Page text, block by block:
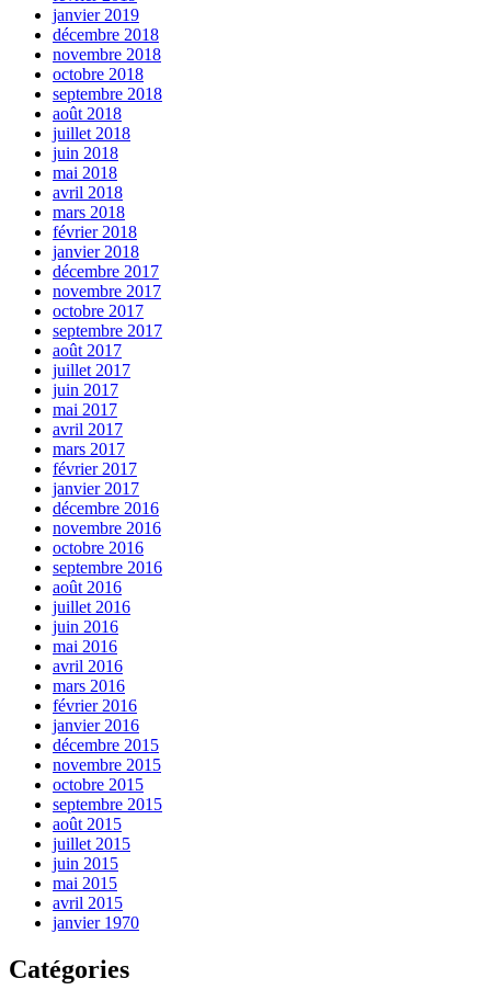
janvier 2019
décembre 2018
novembre 2018
octobre 2018
septembre 2018
août 2018
juillet 2018
juin 2018
mai 2018
avril 2018
mars 2018
février 2018
janvier 2018
décembre 2017
novembre 2017
octobre 2017
septembre 2017
août 2017
juillet 2017
juin 2017
mai 2017
avril 2017
mars 2017
février 2017
janvier 2017
décembre 2016
novembre 2016
octobre 2016
septembre 2016
août 2016
juillet 2016
juin 2016
mai 2016
avril 2016
mars 2016
février 2016
janvier 2016
décembre 2015
novembre 2015
octobre 2015
septembre 2015
août 2015
juillet 2015
juin 2015
mai 2015
avril 2015
janvier 1970
Catégories